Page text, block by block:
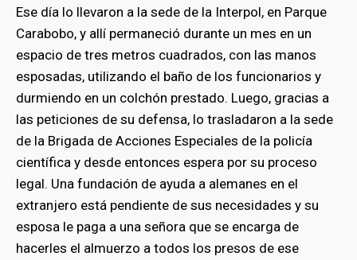
Ese día lo llevaron a la sede de la Interpol, en Parque
Carabobo, y allí permaneció durante un mes en un
espacio de tres metros cuadrados, con las manos
esposadas, utilizando el baño de los funcionarios y
durmiendo en un colchón prestado. Luego, gracias a
las peticiones de su defensa, lo trasladaron a la sede
de la Brigada de Acciones Especiales de la policía
científica y desde entonces espera por su proceso
legal. Una fundación de ayuda a alemanes en el
extranjero está pendiente de sus necesidades y su
esposa le paga a una señora que se encarga de
hacerles el almuerzo a todos los presos de ese